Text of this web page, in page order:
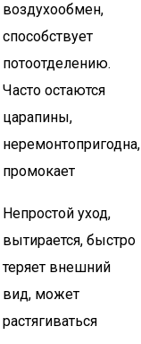
воздухообмен,
способствует
потоотделению.
Часто остаются
царапины,
неремонтопригодна,
промокает
Непростой уход,
вытирается, быстро
теряет внешний
вид, может
растягиваться